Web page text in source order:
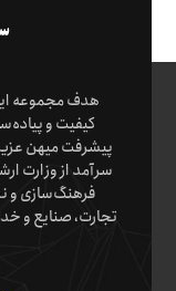
هدف مجموعه
کیفیت و
پیشرفت میهن
سرآمد از وزارت
فرهنگ‌سازی و
تجارت، صنایع و